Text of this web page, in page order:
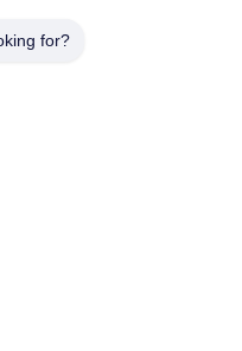
外の街灯のポスト2.5mm -
for?